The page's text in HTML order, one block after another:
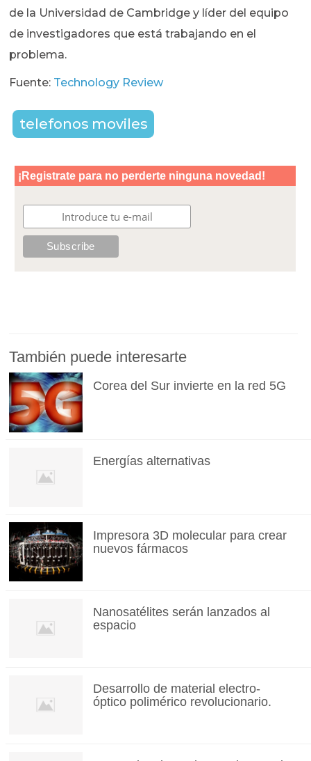
de la Universidad de Cambridge y líder del equipo
de investigadores que está trabajando en el
problema.
Fuente: Technology Review
telefonos moviles
También puede interesarte
Corea del Sur invierte en la red 5G
Energías alternativas
Impresora 3D molecular para crear
nuevos fármacos
Nanosatélites serán lanzados al
espacio
Desarrollo de material electro-
óptico polimérico revolucionario.